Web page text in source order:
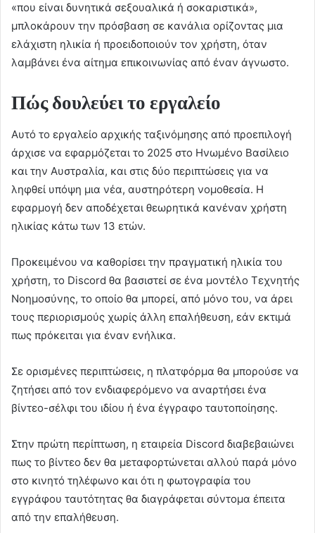
«που είναι δυνητικά σεξουαλικά ή σοκαριστικά»,
μπλοκάρουν την πρόσβαση σε κανάλια ορίζοντας μια
ελάχιστη ηλικία ή προειδοποιούν τον χρήστη, όταν
λαμβάνει ένα αίτημα επικοινωνίας από έναν άγνωστο.
Πώς δουλεύει το εργαλείο
Αυτό το εργαλείο αρχικής ταξινόμησης από προεπιλογή
άρχισε να εφαρμόζεται το 2025 στο Ηνωμένο Βασίλειο
και την Αυστραλία, και στις δύο περιπτώσεις για να
ληφθεί υπόψη μια νέα, αυστηρότερη νομοθεσία. Η
εφαρμογή δεν αποδέχεται θεωρητικά κανέναν χρήστη
ηλικίας κάτω των 13 ετών.
Προκειμένου να καθορίσει την πραγματική ηλικία του
χρήστη, το Discord θα βασιστεί σε ένα μοντέλο Τεχνητής
Νοημοσύνης, το οποίο θα μπορεί, από μόνο του, να άρει
τους περιορισμούς χωρίς άλλη επαλήθευση, εάν εκτιμά
πως πρόκειται για έναν ενήλικα.
Σε ορισμένες περιπτώσεις, η πλατφόρμα θα μπορούσε να
ζητήσει από τον ενδιαφερόμενο να αναρτήσει ένα
βίντεο-σέλφι του ιδίου ή ένα έγγραφο ταυτοποίησης.
Στην πρώτη περίπτωση, η εταιρεία Discord διαβεβαιώνει
πως το βίντεο δεν θα μεταφορτώνεται αλλού παρά μόνο
στο κινητό τηλέφωνο και ότι η φωτογραφία του
εγγράφου ταυτότητας θα διαγράφεται σύντομα έπειτα
από την επαλήθευση.